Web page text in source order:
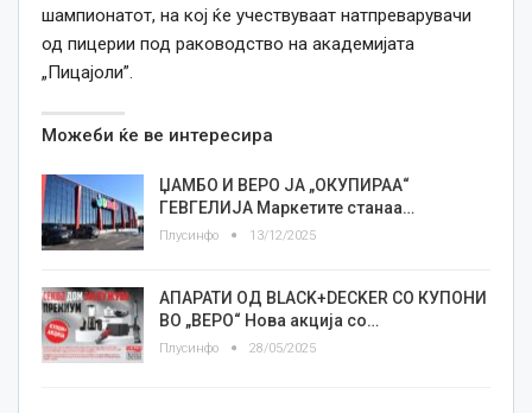
шампионатот, на кој ќе учествуваат натпреварувачи
од пицерии под раководство на академијата
„Пицајоли”.
Можеби ќе ве интересира
ЏАМБО И ВЕРО ЈА „ОКУПИРАА“
ГЕВГЕЛИЈА Маркетите станаа…
Плусинфо 13/12/2025
АПАРАТИ ОД BLACK+DECKER СО КУПОНИ
ВО „ВЕРО“ Нова акција со…
Плусинфо 28/05/2025